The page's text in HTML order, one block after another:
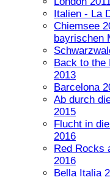
Italien - La
Chiemsee
bayrischen
Back to the
2013
Barcelona
Ab durch
2015
Flucht in
2016
Red Rocks
2016
Bella Italia